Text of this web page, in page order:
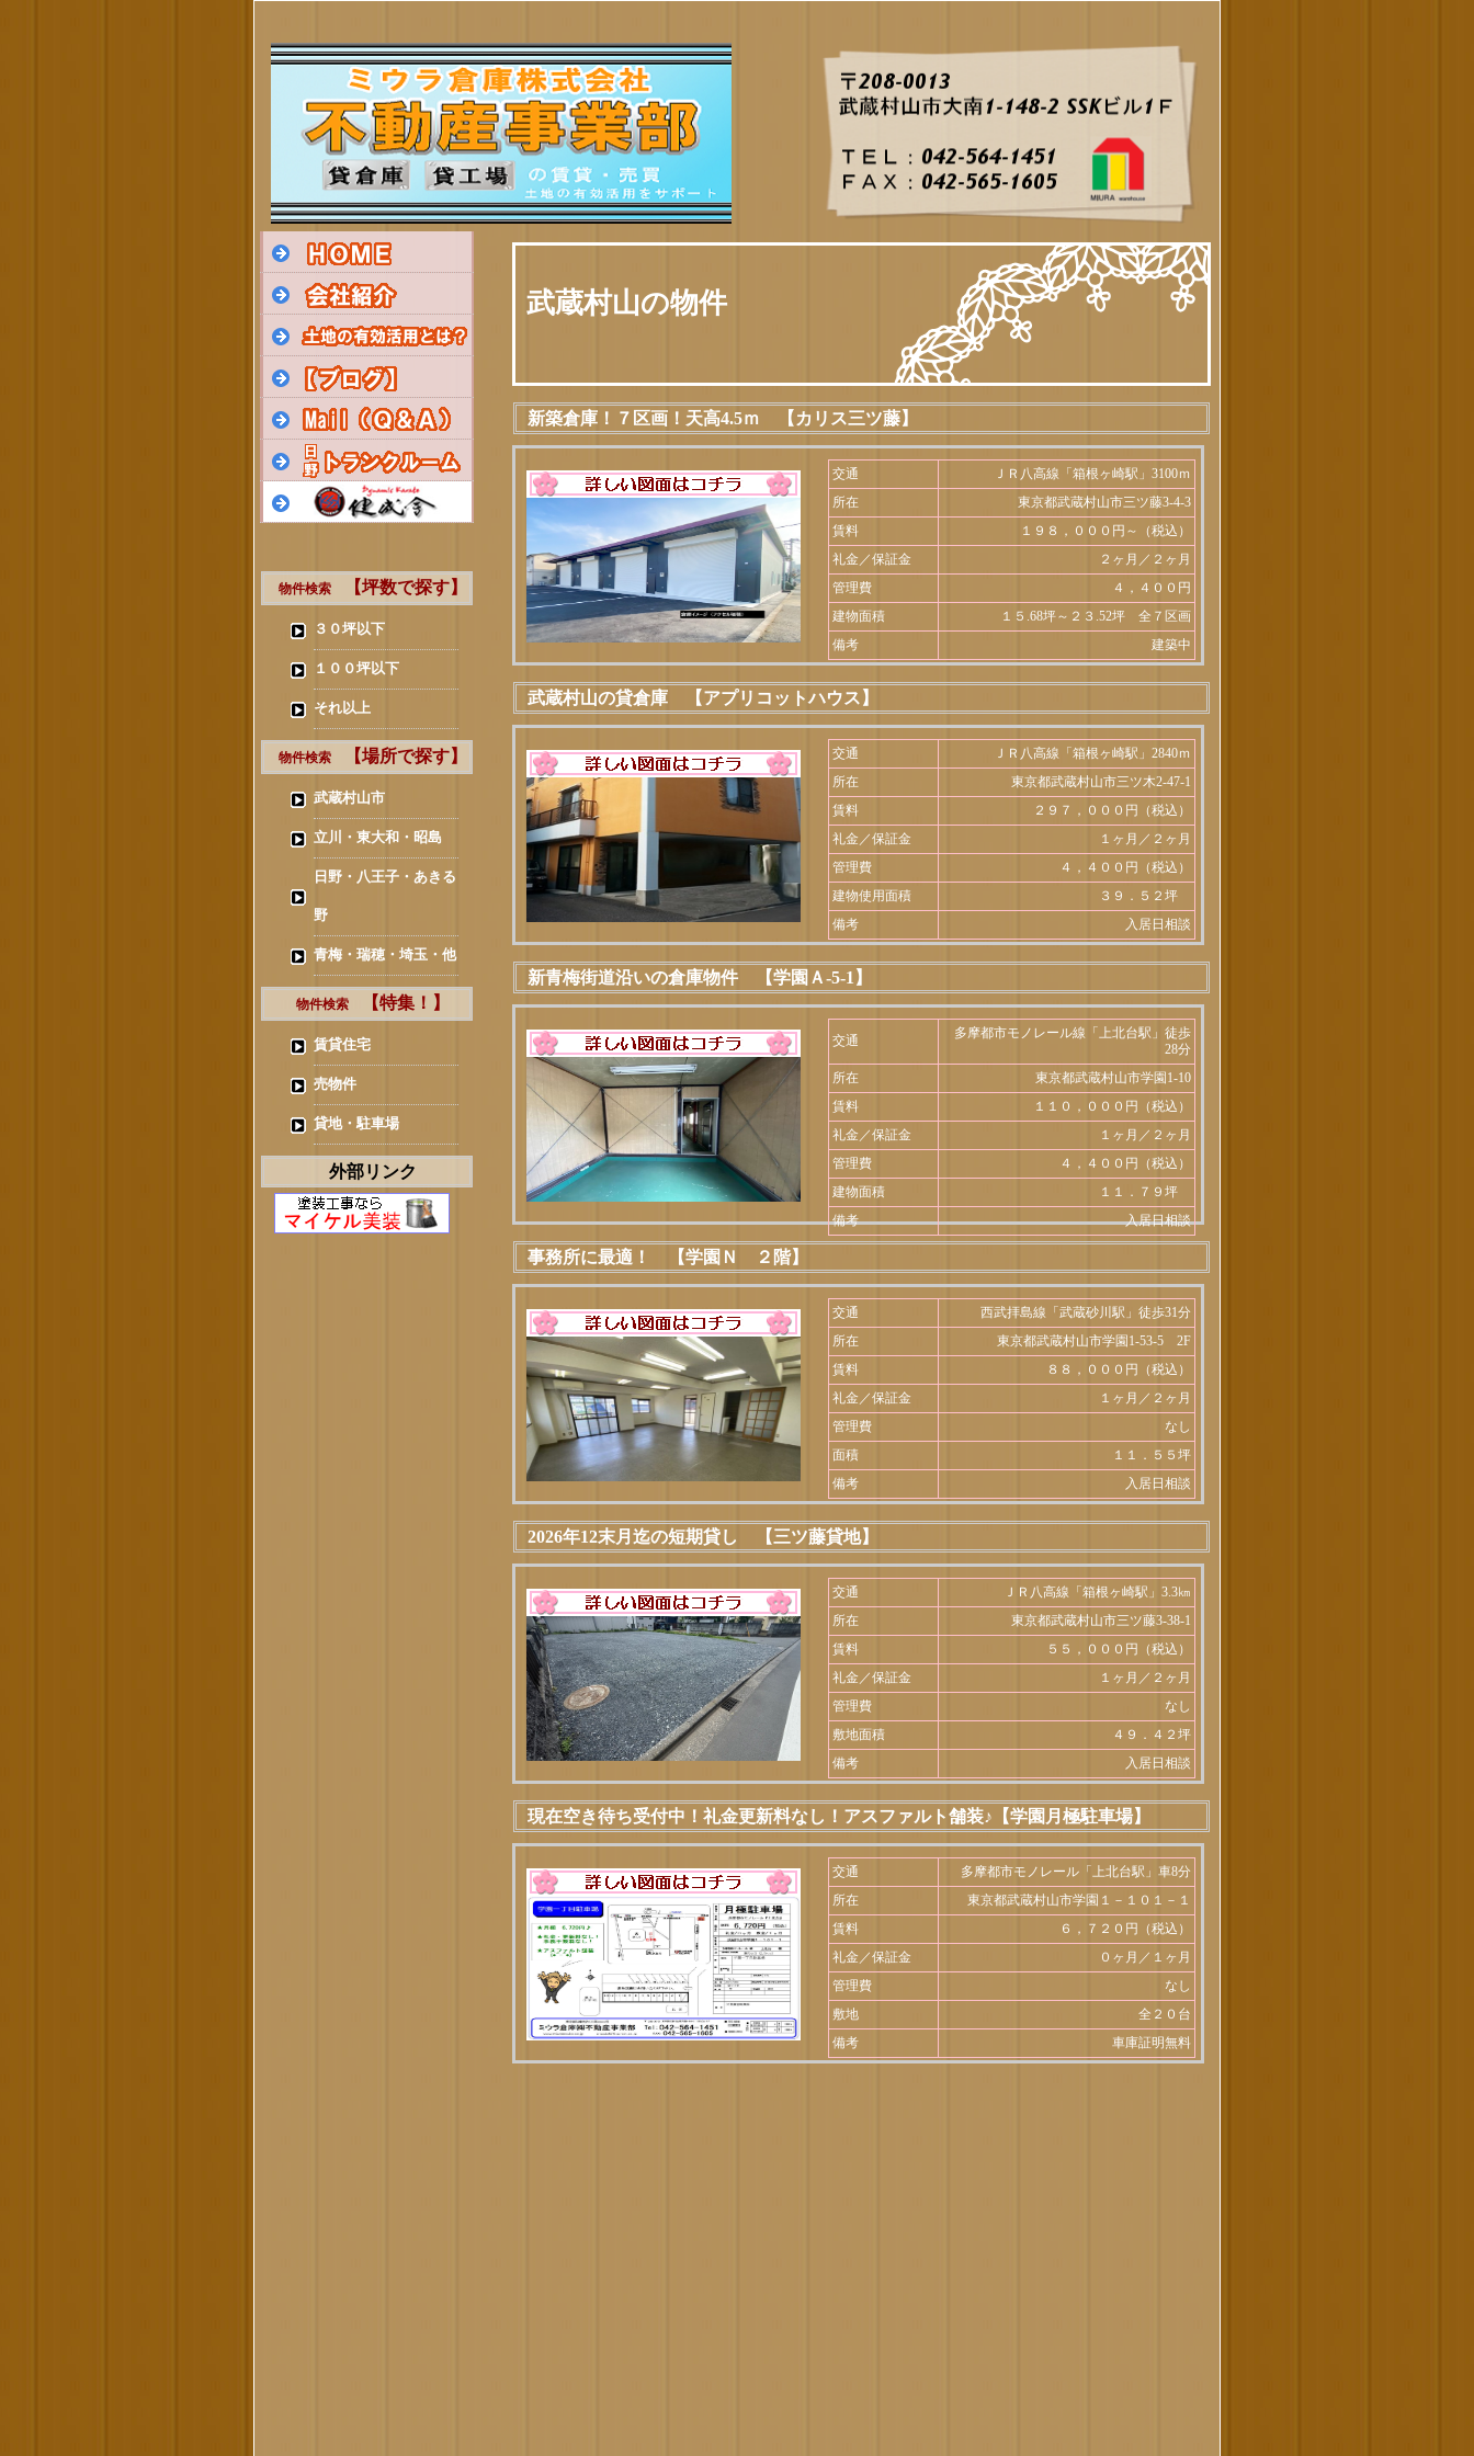
武蔵村山の物件
新築倉庫！７区画！天高4.5ｍ 【カリス三ツ藤】
交通 ＪＲ八高線「箱根ヶ崎駅」3100ｍ
所在 東京都武蔵村山市三ツ藤3-4-3
賃料 １９８，０００円～（税込）
礼金／保証金 ２ヶ月／２ヶ月
管理費 ４，４００円
建物面積 １５.68坪～２３.52坪 全７区画
備考 建築中
武蔵村山の貸倉庫 【アプリコットハウス】
交通 ＪＲ八高線「箱根ヶ崎駅」2840ｍ
所在 東京都武蔵村山市三ツ木2-47-1
賃料 ２９７，０００円（税込）
礼金／保証金 １ヶ月／２ヶ月
管理費 ４，４００円（税込）
建物使用面積 ３９．５２坪
備考 入居日相談
新青梅街道沿いの倉庫物件 【学園Ａ-5-1】
交通
多摩都市モノレール線「上北台駅」徒歩
28分
所在 東京都武蔵村山市学園1-10
賃料 １１０，０００円（税込）
礼金／保証金 １ヶ月／２ヶ月
管理費 ４，４００円（税込）
建物面積 １１．７９坪
備考 入居日相談
事務所に最適！ 【学園Ｎ ２階】
交通 西武拝島線「武蔵砂川駅」徒歩31分
所在 東京都武蔵村山市学園1-53-5 2F
賃料 ８８，０００円（税込）
礼金／保証金 １ヶ月／２ヶ月
管理費 なし
面積 １１．５５坪
備考 入居日相談
2026年12末月迄の短期貸し 【三ツ藤貸地】
交通 ＪＲ八高線「箱根ヶ崎駅」3.3㎞
所在 東京都武蔵村山市三ツ藤3-38-1
賃料 ５５，０００円（税込）
礼金／保証金 １ヶ月／２ヶ月
管理費 なし
敷地面積 ４９．４２坪
備考 入居日相談
現在空き待ち受付中！礼金更新料なし！アスファルト舗装♪【学園月極駐車場】
交通 多摩都市モノレール「上北台駅」車8分
所在 東京都武蔵村山市学園１－１０１－１
賃料 ６，７２０円（税込）
礼金／保証金 ０ヶ月／１ヶ月
管理費 なし
敷地 全２０台
備考 車庫証明無料
物件検索 【坪数で探す】
３０坪以下
１００坪以下
それ以上
物件検索 【場所で探す】
武蔵村山市
立川・東大和・昭島
日野・八王子・あきる
野
青梅・瑞穂・埼玉・他
物件検索 【特集！】
賃貸住宅
売物件
貸地・駐車場
外部リンク